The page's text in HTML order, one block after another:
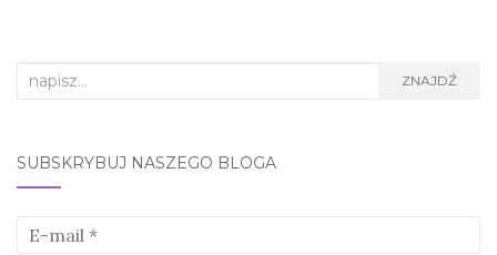
Search
ZNAJDŹ
SUBSKRYBUJ NASZEGO BLOGA